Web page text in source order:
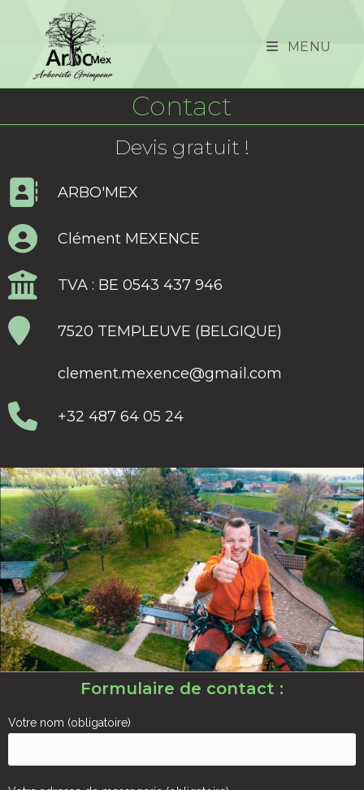
MENU
Contact
Devis gratuit !
ARBO'MEX
Clément MEXENCE
TVA : BE 0543 437 946
7520 TEMPLEUVE (BELGIQUE)
clement.mexence@gmail.com
+32 487 64 05 24
Formulaire de contact :
Votre nom (obligatoire)